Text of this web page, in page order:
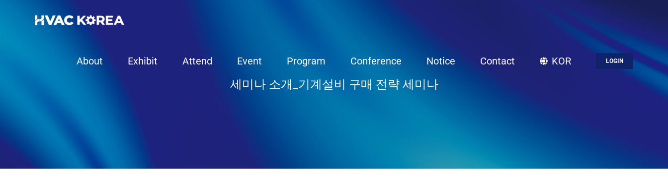
About Exhibit Attend Event Program Conference Notice Contact KOR LOGIN
세미나 소개_기계설비 구매 전략 세미나